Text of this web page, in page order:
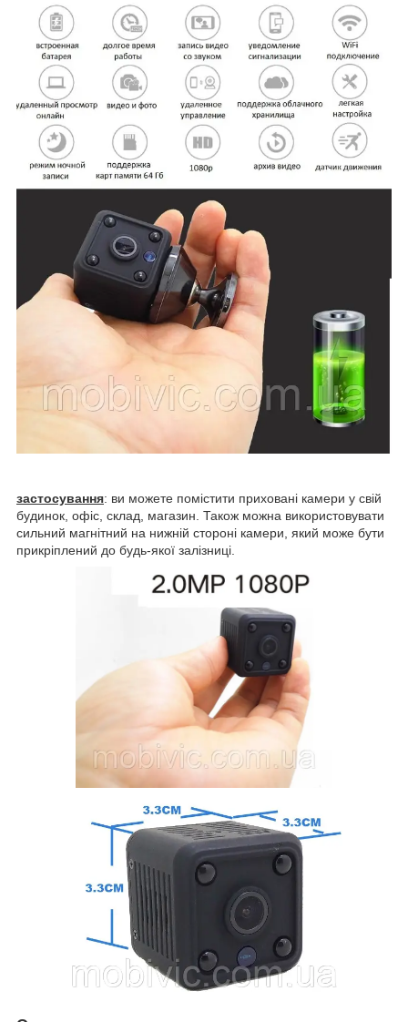
застосування: ви можете помістити приховані камери у свій
будинок, офіс, склад, магазин. Також можна використовувати
сильний магнітний на нижній стороні камери, який може бути
прикріплений до будь-якої залізниці.